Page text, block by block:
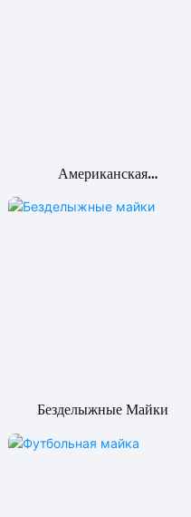
Американская
Безделыжные Майки